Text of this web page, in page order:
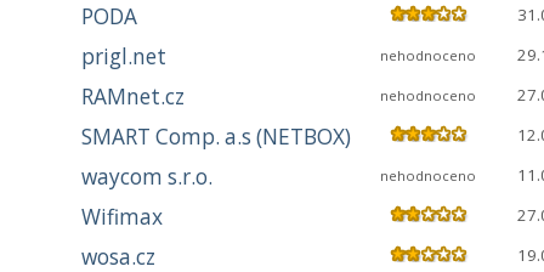
PODA
prigl.net nehodnoceno
RAMnet.cz nehodnoceno
SMART Comp. a.s (NETBOX)
waycom s.r.o. nehodnoceno
Wifimax
wosa.cz